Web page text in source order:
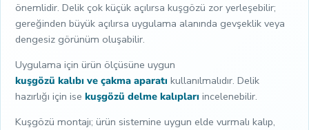
önemlidir. Delik çok küçük açılırsa kuşgözü zor yerleşebilir;
gereğinden büyük açılırsa uygulama alanında gevşeklik veya
dengesiz görünüm oluşabilir.
Uygulama için ürün ölçüsüne uygun
kuşgözü kalıbı ve çakma aparatı kullanılmalıdır. Delik
hazırlığı için ise kuşgözü delme kalıpları incelenebilir.
Kuşgözü montajı; ürün sistemine uygun elde vurmalı kalıp,